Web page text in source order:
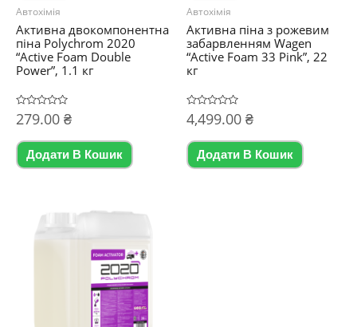
Автохімія
Активна двокомпонентна
піна Polychrom 2020
“Active Foam Double
Power”, 1.1 кг
Оцінено
в
з
279.00 ₴
Додати В Кошик
Автохімія
Активна піна з рожевим
забарвленням Wagen
“Active Foam 33 Pink”, 22
кг
Оцінено
в
з
4,499.00 ₴
Додати В Кошик